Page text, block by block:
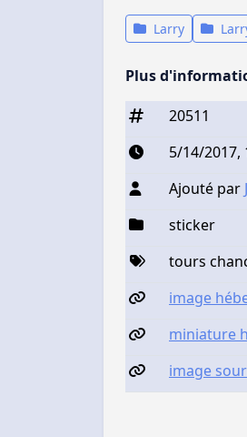
Larry
Plus
20511
5/14/2017,
Ajouté par
sticker
tours
image
miniature
image